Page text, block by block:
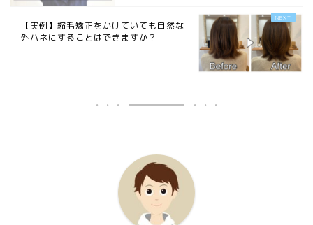
【実例】縮毛矯正をかけていても自然な
外ハネにすることはできますか？